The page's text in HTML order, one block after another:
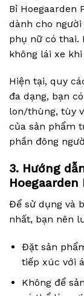
Bỉ Hoegaarden
dành cho
phụ nữ có thai.
không lái xe
Hiện tại, quy
đa dạng, bạn
lon/thùng, tùy
của sản phẩm
phần đông
3. Hướng
Hoegaarden
Để sử dụng và
nhất, bạn nên
Đặt sản
tiếp xúc với
Không để